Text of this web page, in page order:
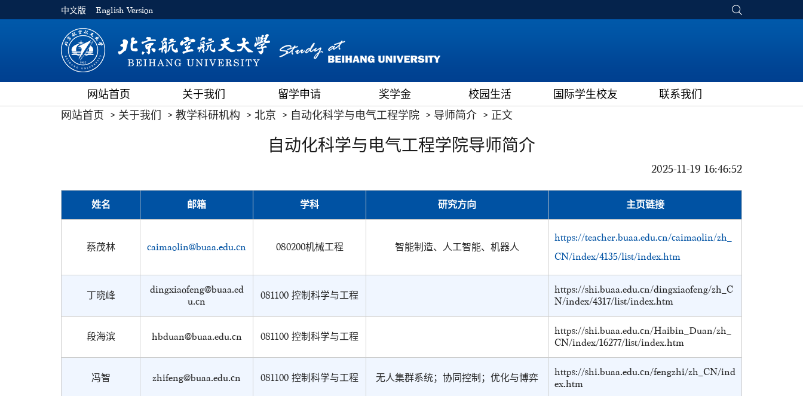
中文版 English Version
网站首页 关于我们 留学申请 奖学金 校园生活 国际学生校友
联系我们
网站首页
关于我们 教学科研机构 北京 自动化科学与电气工程学院 导师简介 正文
自动化科学与电气工程学院导师简介
2025-11-19 16:46:52
姓名 邮箱 学科 研究方向 主页链接
蔡茂林 caimaolin@buaa.edu.cn 080200机械工程 智能制造、人工智能、机器人
https://teacher.buaa.edu.cn/caimaolin/zh_
CN/index/4135/list/index.htm
丁晓峰
dingxiaofeng@buaa.ed
u.cn
081100 控制科学与工程
https://shi.buaa.edu.cn/dingxiaofeng/zh_C
N/index/4317/list/index.htm
段海滨 hbduan@buaa.edu.cn 081100 控制科学与工程
https://shi.buaa.edu.cn/Haibin_Duan/zh_
CN/index/16277/list/index.htm
冯智 zhifeng@buaa.edu.cn 081100 控制科学与工程 无人集群系统；协同控制；优化与博弈
https://shi.buaa.edu.cn/fengzhi/zh_CN/ind
ex.htm